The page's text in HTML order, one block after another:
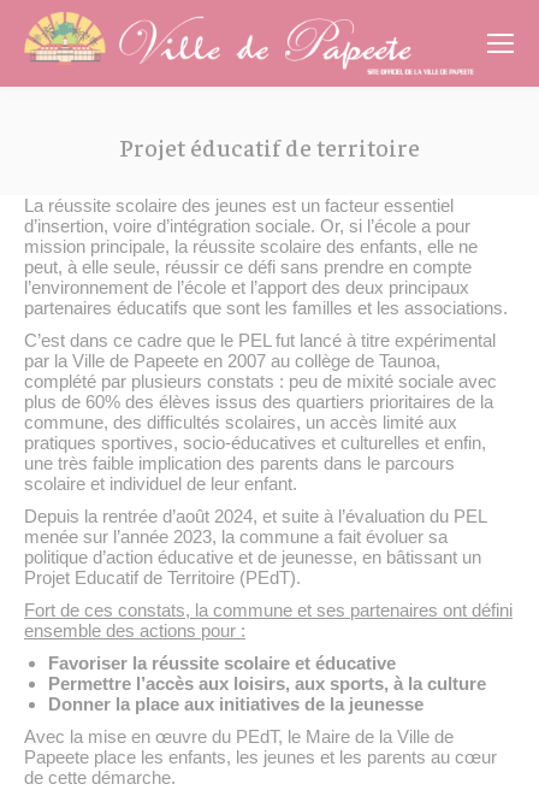
Projet éducatif de territoire
La réussite scolaire des jeunes est un facteur essentiel
d’insertion, voire d’intégration sociale. Or, si l’école a pour
mission principale, la réussite scolaire des enfants, elle ne
peut, à elle seule, réussir ce défi sans prendre en compte
l’environnement de l’école et l’apport des deux principaux
partenaires éducatifs que sont les familles et les associations.
C’est dans ce cadre que le PEL fut lancé à titre expérimental
par la Ville de Papeete en 2007 au collège de Taunoa,
complété par plusieurs constats : peu de mixité sociale avec
plus de 60% des élèves issus des quartiers prioritaires de la
commune, des difficultés scolaires, un accès limité aux
pratiques sportives, socio-éducatives et culturelles et enfin,
une très faible implication des parents dans le parcours
scolaire et individuel de leur enfant.
Depuis la rentrée d’août 2024, et suite à l’évaluation du PEL
menée sur l’année 2023, la commune a fait évoluer sa
politique d’action éducative et de jeunesse, en bâtissant un
Projet Educatif de Territoire (PEdT).
Fort de ces constats, la commune et ses partenaires ont défini
ensemble des actions pour :
Favoriser la réussite scolaire et éducative
Permettre l’accès aux loisirs, aux sports, à la culture
Donner la place aux initiatives de la jeunesse
Avec la mise en œuvre du PEdT, le Maire de la Ville de
Papeete place les enfants, les jeunes et les parents au cœur
de cette démarche.
Cookies management panel